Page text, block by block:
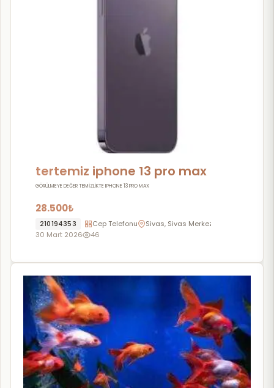
tertemiz iphone 13 pro max
GÖRÜLMEYE DEĞER TEMİZLİKTE IPHONE 13 PRO MAX
28.500₺
210194353 Cep Telefonu
Sivas, Sivas Merkez
30 Mart 2026
46